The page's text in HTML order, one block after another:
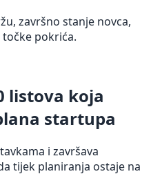
završno stanje novca,
pokrića.
listova koja
startupa
i završava
tijek planiranja ostaje na